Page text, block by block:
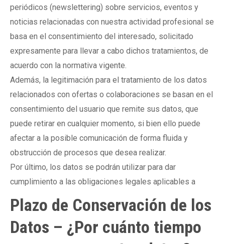
periódicos (newslettering) sobre servicios, eventos y
noticias relacionadas con nuestra actividad profesional se
basa en el consentimiento del interesado, solicitado
expresamente para llevar a cabo dichos tratamientos, de
acuerdo con la normativa vigente.
Además, la legitimación para el tratamiento de los datos
relacionados con ofertas o colaboraciones se basan en el
consentimiento del usuario que remite sus datos, que
puede retirar en cualquier momento, si bien ello puede
afectar a la posible comunicación de forma fluida y
obstrucción de procesos que desea realizar.
Por último, los datos se podrán utilizar para dar
cumplimiento a las obligaciones legales aplicables a
Plazo de Conservación de los
Datos – ¿Por cuánto tiempo